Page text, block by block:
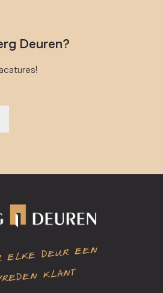
Deuren?
elke deur een
klant